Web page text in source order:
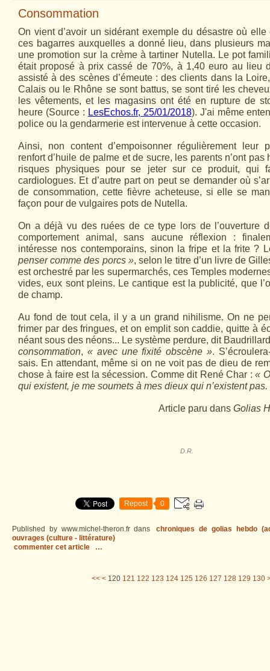
Consommation
On vient d’avoir un sidérant exemple du désastre où
ces bagarres auxquelles a donné lieu, dans plusieurs
une promotion sur la crème à tartiner Nutella. Le pot
était proposé à prix cassé de 70%, à 1,40 euro au lieu
assisté à des scènes d’émeute : des clients dans la
Calais ou le Rhône se sont battus, se sont tiré les
les vêtements, et les magasins ont été en rupture de
heure (Source : LesEchos.fr, 25/01/2018). J'ai même
police ou la gendarmerie est intervenue à cette occasion.
Ainsi, non content d’empoisonner régulièrement leur
renfort d’huile de palme et de sucre, les parents n’ont
risques physiques pour se jeter sur ce produit, qui
cardiologues. Et d’autre part on peut se demander où
de consommation, cette fièvre acheteuse, si elle se
façon pour de vulgaires pots de Nutella.
On a déjà vu des ruées de ce type lors de l’ouverture
comportement animal, sans aucune réflexion :
intéresse nos contemporains, sinon la fripe et la frite ?
penser comme des porcs », selon le titre d’un livre de
est orchestré par les supermarchés, ces Temples
vides, eux sont pleins. Le cantique est la publicité, que
de champ.
Au fond de tout cela, il y a un grand nihilisme. On ne
frimer par des fringues, et on emplit son caddie, quitte à
néant sous des néons... Le système perdure, dit
consommation, « avec une fixité obscène ».
sais. En attendant, même si on ne voit pas de dieu de
chose à faire est la sécession. Comme dit René Char :«
qui existent, je me soumets à mes dieux qui n’existent pas.
Article paru dans Golias
D.R.
Repost 0
Published by www.michel-theron.fr dans
chroniques de golias hebdo
ouvrages (culture - littérature)
commenter cet article
…
<< < 100
110
120 121 122 123 124 125 126 127 128 129 130